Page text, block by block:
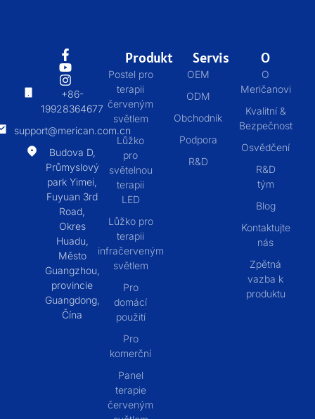
+86-
19928364677
support@merican.com.cn
Budova D,
Průmyslový
park Yimei,
Fuyuan 3rd
Road,
Okres
Huadu,
Město
Guangzhou,
provincie
Guangdong,
Čína
Produkt
Postel pro
terapii
červeným
světlem
Lůžko
pro
světelnou
terapii
LED
Lůžko pro
terapii
infračerveným
světlem
Pro
domácí
použití
Pro
komerční
Panel
terapie
červeným
Servis
OEM
ODM
Obchodník
Podpora
R&D
O
O
Meričanovi
Kvalitní &
Bezpečnost
Osvědčení
R&D
tým
Blog
Kontaktujte
nás
Zpětná
vazba k
produktu